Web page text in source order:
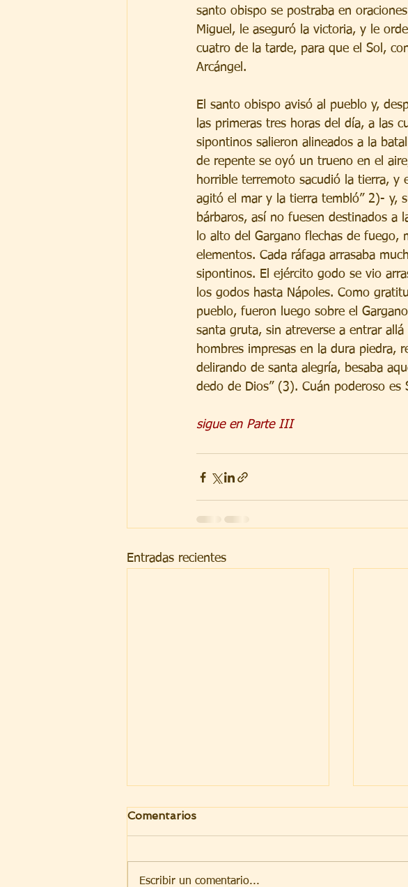
santo obispo se postraba en
Miguel, le aseguró la victoria, y le
cuatro de la tarde, para que el Sol,
Arcángel.
El santo obispo avisó al pueblo y,
las primeras tres horas del día, a las
sipontinos salieron alineados a la
de repente se oyó un trueno en el
horrible terremoto sacudió la tierra, y
agitó el mar y la tierra tembló” 2)- y,
bárbaros, así no fuesen destinados a
lo alto del Gargano flechas de fuego,
elementos. Cada ráfaga arrasaba
sipontinos. El ejército godo se vio
los godos hasta Nápoles. Como
pueblo, fueron luego sobre el
santa gruta, sin atreverse a entrar
hombres impresas en la dura piedra,
delirando de santa alegría, besaba
dedo de Dios” (3). Cuán poderoso
sigue en Parte III
Entradas recientes
Comentarios
Escribir un comentario...